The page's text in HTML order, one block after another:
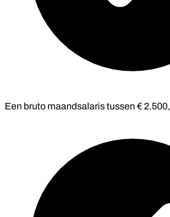
Een bruto maandsalaris tussen €